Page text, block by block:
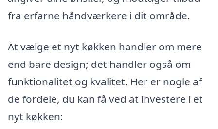
fra erfarne håndværkere i dit område.
At vælge et nyt køkken handler om mere
end bare design; det handler også om
funktionalitet og kvalitet. Her er nogle af
de fordele, du kan få ved at investere i et
nyt køkken: